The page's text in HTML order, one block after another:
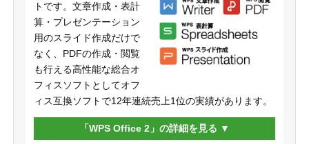
トです。文章作成・表計
算・プレゼンテーション
用のスライド作成だけで
なく、PDFの作成・閲覧
も行える高性能な総合オ
フィスソフトとしてオフ
ィス互換ソフトで12年連続売上1位の実績があります。
「WPS Office 2」の詳細を見る